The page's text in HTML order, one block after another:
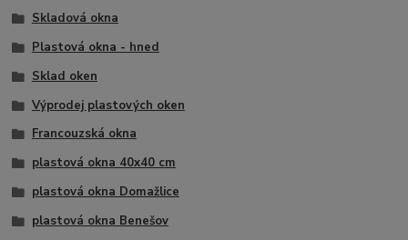
Skladová okna
Plastová okna - hned
Sklad oken
Výprodej plastových oken
Francouzská okna
plastová okna 40x40 cm
plastová okna Domažlice
plastová okna Benešov